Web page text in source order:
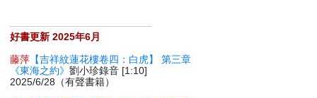
好書更新 2025年6月
藤萍 【吉祥紋蓮花樓卷四：白虎】 第三章
《東海之約》劉小珍錄音 [1:10]
2025/6/28（有聲書籍）